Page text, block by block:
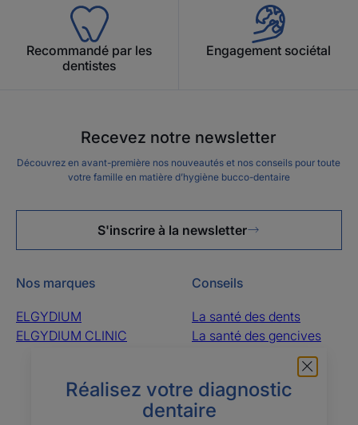
Réalisez votre diagnostic
dentaire
Recommandé par les
dentistes
Engagement sociétal
Recevez notre newsletter
Découvrez en avant-première nos nouveautés et nos conseils pour toute
votre famille en matière d’hygiène bucco-dentaire
S'inscrire à la newsletter
Nos marques
ELGYDIUM
ELGYDIUM CLINIC
Conseils
La santé des dents
La santé des gencives
La santé de la bouche
La santé des dents de
l’enfant